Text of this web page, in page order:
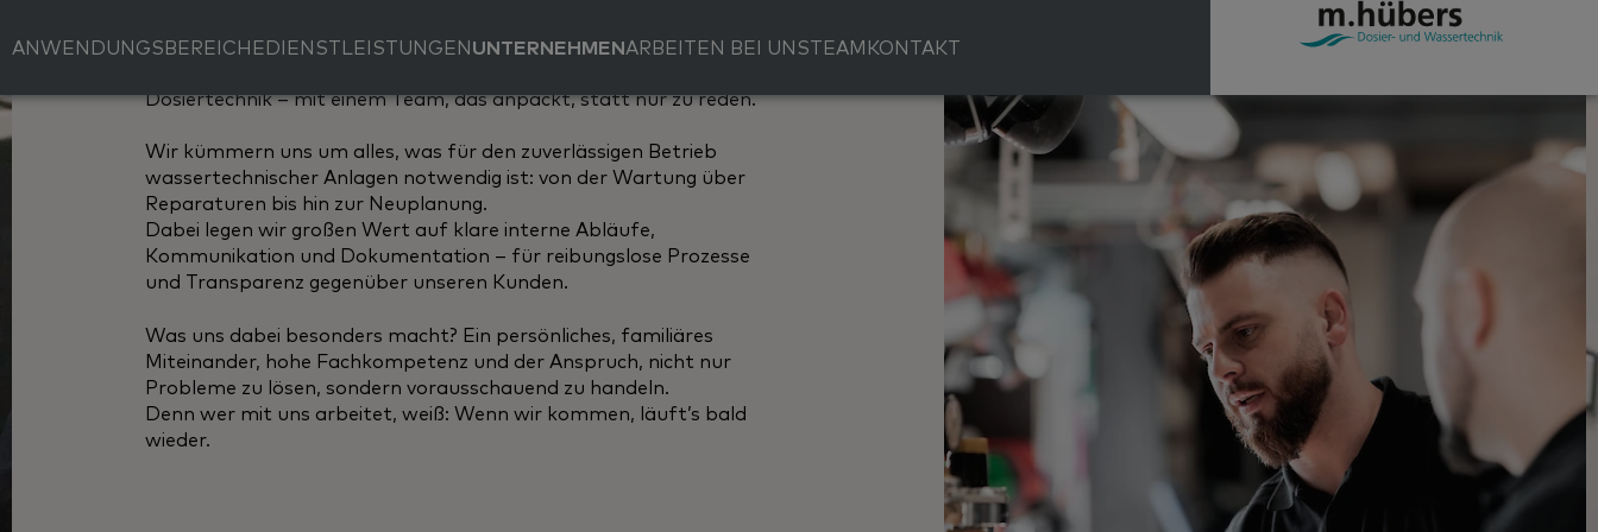
ANWENDUNGSBEREICHE DIENSTLEISTUNGEN UNTERNEHMEN ARBEITEN BEI UNS TEAM KONTAKT
Dosiertechnik – mit einem Team, das anpackt, statt nur zu reden.
Wir kümmern uns um alles, was für den zuverlässigen Betrieb
wassertechnischer Anlagen notwendig ist: von der Wartung über
Reparaturen bis hin zur Neuplanung.
Dabei legen wir großen Wert auf klare interne Abläufe,
Kommunikation und Dokumentation – für reibungslose Prozesse
und Transparenz gegenüber unseren Kunden.
Was uns dabei besonders macht? Ein persönliches, familiäres
Miteinander, hohe Fachkompetenz und der Anspruch, nicht nur
Probleme zu lösen, sondern vorausschauend zu handeln.
Denn wer mit uns arbeitet, weiß: Wenn wir kommen, läuft’s bald
wieder.